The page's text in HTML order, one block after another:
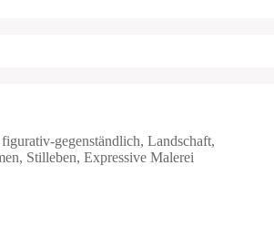
gegenständlich, Landschaft,
Stilleben, Expressive Malerei